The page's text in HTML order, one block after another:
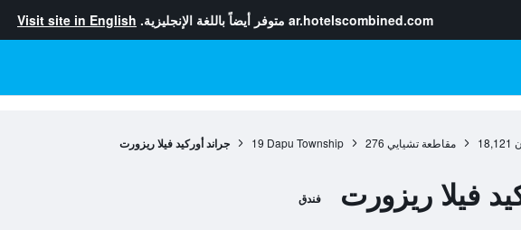
ar.hotelscombined.com متوفر أيضاً باللغة الإنجليزية. Visit site in English
18,121 مقاطعة تشيايي 276
Dapu Township
19 جراند أوركيد فيلا ريزورت
فيلا ريزورت فندق